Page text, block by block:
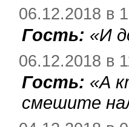
06.12.2018 в
Гость: «И
06.12.2018 в
Гость: «А
смешите